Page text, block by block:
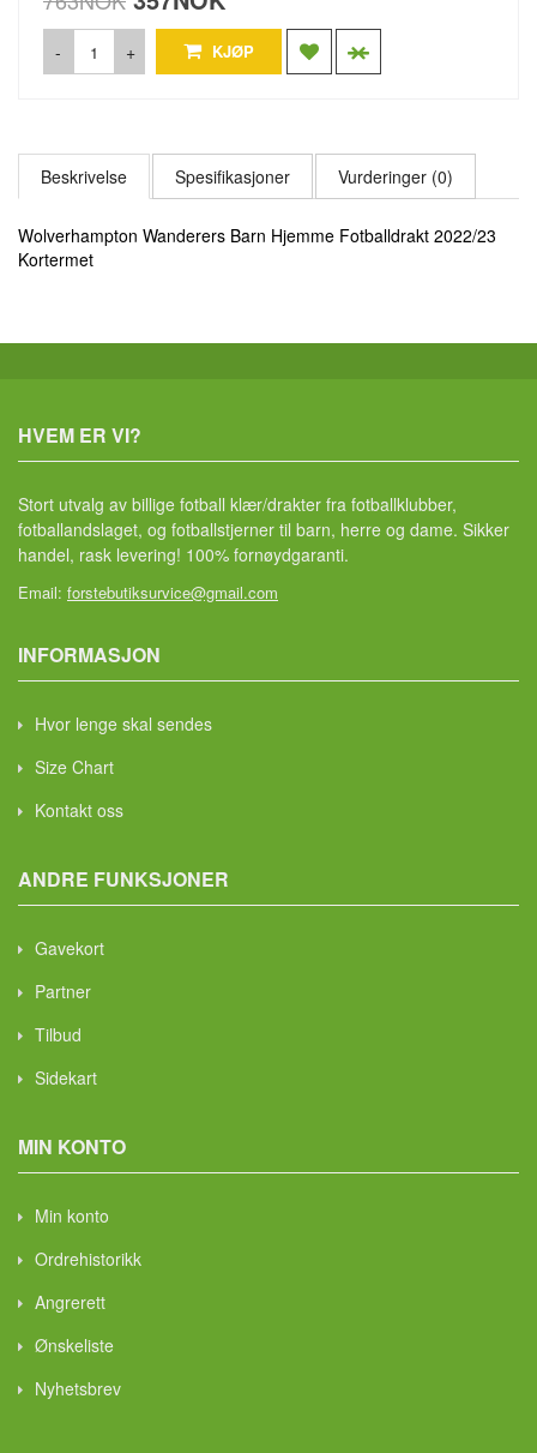
- + KJØP
Beskrivelse Spesifikasjoner Vurderinger (0)
Wolverhampton Wanderers Barn Hjemme Fotballdrakt 2022/23
Kortermet
HVEM ER VI?
Stort utvalg av billige fotball klær/drakter fra fotballklubber,
fotballandslaget, og fotballstjerner til barn, herre og dame. Sikker
handel, rask levering! 100% fornøydgaranti.
Email: forstebutiksurvice@gmail.com
INFORMASJON
Hvor lenge skal sendes
Size Chart
Kontakt oss
ANDRE FUNKSJONER
Gavekort
Partner
Tilbud
Sidekart
MIN KONTO
Min konto
Ordrehistorikk
Angrerett
Ønskeliste
Nyhetsbrev